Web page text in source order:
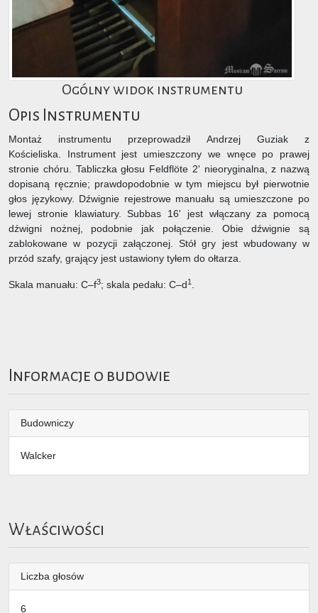
Ogólny widok instrumentu
Opis Instrumentu
Montaż instrumentu przeprowadził Andrzej Guziak z
Kościeliska. Instrument jest umieszczony we wnęce po prawej
stronie chóru. Tabliczka głosu Feldflöte 2' nieoryginalna, z nazwą
dopisaną ręcznie; prawdopodobnie w tym miejscu był pierwotnie
głos językowy. Dźwignie rejestrowe manuału są umieszczone po
lewej stronie klawiatury. Subbas 16' jest włączany za pomocą
dźwigni nożnej, podobnie jak połączenie. Obie dźwignie są
zablokowane w pozycji załączonej. Stół gry jest wbudowany w
przód szafy, grający jest ustawiony tyłem do ołtarza.
Skala manuału: C–f3; skala pedału: C–d1
Informacje o budowie
Budowniczy
Walcker
Właściwości
Liczba głosów
6